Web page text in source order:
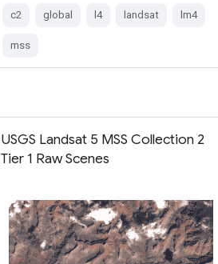
c2 global l4 landsat lm4
mss
USGS Landsat 5 MSS Collection 2
Tier 1 Raw Scenes